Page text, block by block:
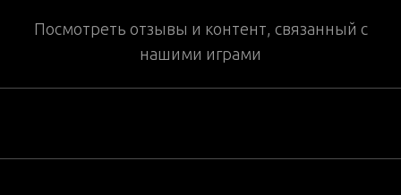
Посмотреть отзывы и контент, связанный с
нашими играми